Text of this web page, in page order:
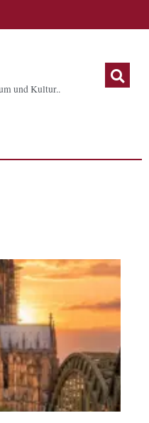
und Kultur..
SeiteSeite